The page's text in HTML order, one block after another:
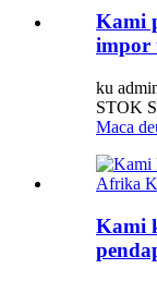
Kami
impor
ku
STOK
Maca
Kami